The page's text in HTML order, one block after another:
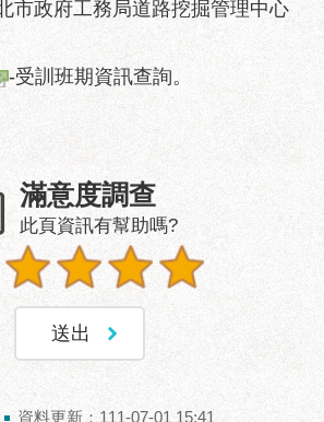
市政府工務局道路挖掘管理中心
-受訓班期資訊查詢。
滿意度調查
此頁資訊有幫助嗎?
資料更新：111-07-01 15:41